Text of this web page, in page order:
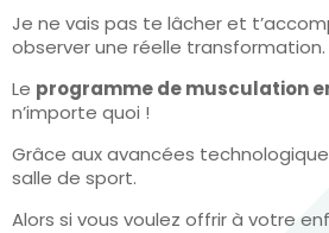
Je ne vais pas te lâcher et
observer une réelle transformation.
Le programme de musculation
n’importe quoi !
Grâce aux avancées
salle de sport.
Alors si vous voulez offrir à votre